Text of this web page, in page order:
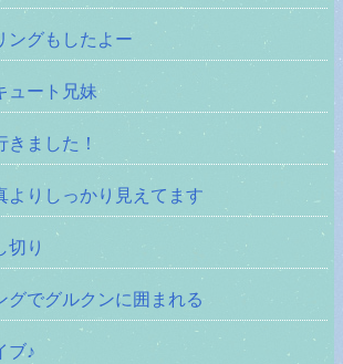
ングもしたよー
ュート兄妹
ました！
よりしっかり見えてます
切り
グでグルクンに囲まれる
ブ♪